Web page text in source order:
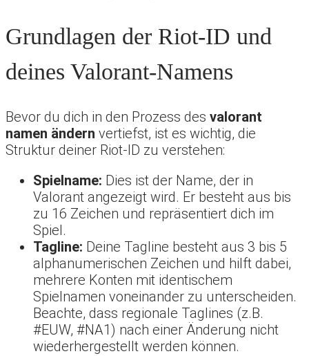
Grundlagen der Riot-ID und
deines Valorant-Namens
Bevor du dich in den Prozess des valorant
namen ändern vertiefst, ist es wichtig, die
Struktur deiner Riot-ID zu verstehen:
Spielname: Dies ist der Name, der in
Valorant angezeigt wird. Er besteht aus bis
zu 16 Zeichen und repräsentiert dich im
Spiel.
Tagline: Deine Tagline besteht aus 3 bis 5
alphanumerischen Zeichen und hilft dabei,
mehrere Konten mit identischem
Spielnamen voneinander zu unterscheiden.
Beachte, dass regionale Taglines (z.B.
#EUW, #NA1) nach einer Änderung nicht
wiederhergestellt werden können.